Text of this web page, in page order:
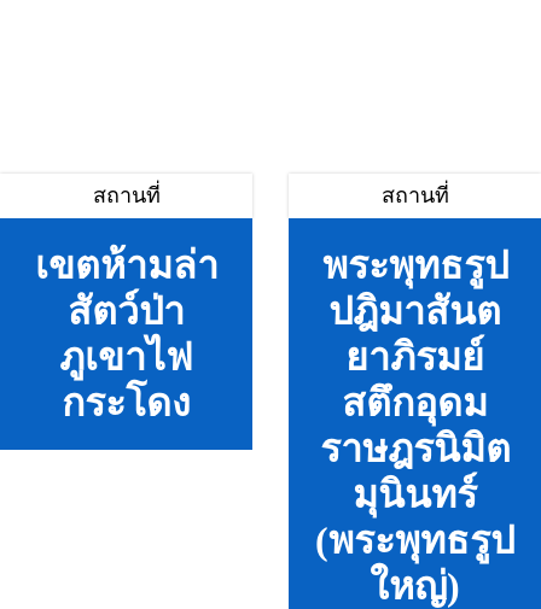
สถานที่
เขตห้ามล่า
สัตว์ป่า
ภูเขาไฟ
กระโดง
สถานที่
พระพุทธรูป
ปฎิมาสันต
ยาภิรมย์
สตึกอุดม
ราษฎรนิมิต
มุนินทร์
(พระพุทธรูป
ใหญ่)